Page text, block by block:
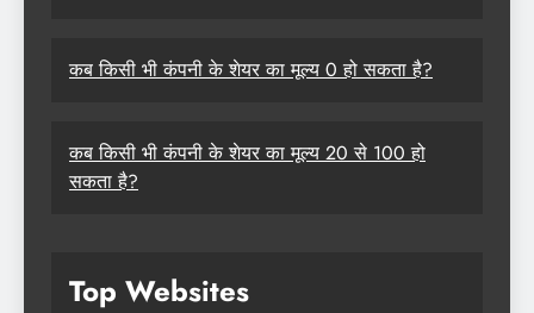
कब किसी भी कंपनी के शेयर का मूल्य 0 हो सकता है?
कब किसी भी कंपनी के शेयर का मूल्य 20 से 100 हो
सकता है?
Top Websites